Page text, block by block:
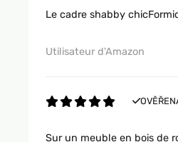
Le cadre shabby
Utilisateur d'Amazon
Sur un meuble en bois de